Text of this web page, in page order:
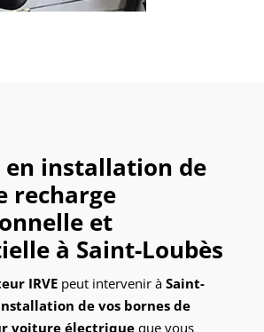
en installation de
recharge
et
à Saint-Loubès
IRVEpeut intervenir à Saint-
de vos bornes de
voiture électrique que vous